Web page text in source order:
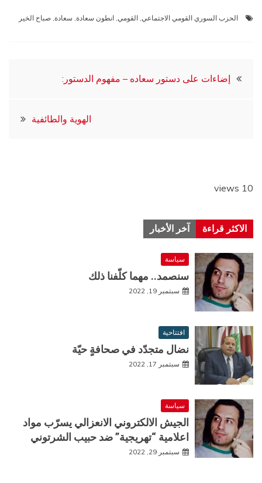
الحزب السوري القومي الاجتماعي القومي انطون سعادة سعادة صباح الخير
تصفّح
إضاءات على دستور سعاده – مفهوم الدستور:
الهوية والطائفية
10 views
الاكثر قراءة آخر الأخبار
سياسة
سنصمد.. مهما كلّفنا ذلك
سبتمبر 19, 2022
افتتاحية
نضال متجدّد في صحافةٍ حيّة
سبتمبر 17, 2022
سياسة
الجيش الالكتروني الانعزالي يسرّب مواد
اعلامية “تهريجية” ضد حبيب الشرتوني
سبتمبر 29, 2022